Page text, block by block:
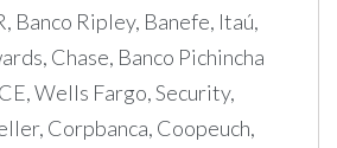
Banco Ripley, Banefe, Itaú,
Chase, Banco Pichincha
Wells Fargo, Security,
Corpbanca, Coopeuch,